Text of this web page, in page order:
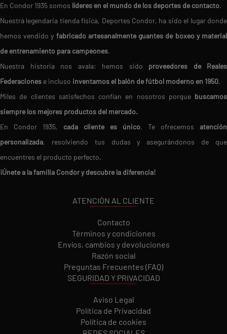
En Condor 1935 somos líderes en el mundo de los deportes de contacto.
Nuestra legendaria tienda física, Deportes Condor, ha sido el lugar donde
hemos vendido y fabricado artesanalmente guantes de boxeo y material
de entrenamiento para campeones.
Nuestra historia nos avala: hemos sido proveedores de Reales
Federaciones e incluso inventamos el balón de fútbol moderno en 1950.
Miles de clientes satisfechos confían en nosotros porque buscamos
siempre los mejores productos del mercado.
En Condor 1935, cada cliente es único. Te ofrecemos atención
personalizada, resolviendo tus dudas y asegurándonos de que
encuentres el producto perfecto.
¡Únete a la familia Condor y descubre la diferencia!
ATENCIÓN AL CLIENTE
Contacto
Términos y condiciones
Envíos, cambios y devoluciones
Razón social
Preguntas Frecuentes (FAQ)
SEGURIDAD Y PRIVACIDAD
Aviso Legal
Política de Privacidad
Política de cookies